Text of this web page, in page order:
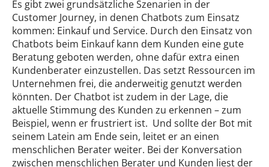
Es gibt zwei grundsätzliche Szenarien in der
Customer Journey, in denen Chatbots zum Einsatz
kommen: Einkauf und Service. Durch den Einsatz von
Chatbots beim Einkauf kann dem Kunden eine gute
Beratung geboten werden, ohne dafür extra einen
Kundenberater einzustellen. Das setzt Ressourcen im
Unternehmen frei, die anderweitig genutzt werden
könnten. Der Chatbot ist zudem in der Lage, die
aktuelle Stimmung des Kunden zu erkennen – zum
Beispiel, wenn er frustriert ist. Und sollte der Bot mit
seinem Latein am Ende sein, leitet er an einen
menschlichen Berater weiter. Bei der Konversation
zwischen menschlichen Berater und Kunden liest der